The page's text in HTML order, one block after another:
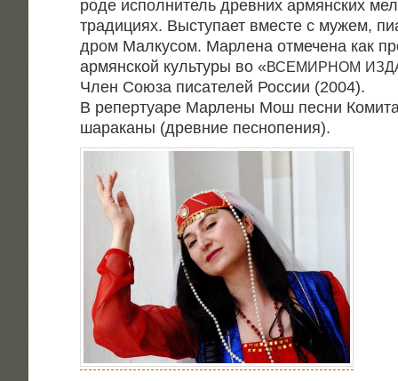
роде испол­ни­тель древ­них армян­ских
тра­ди­ци­ях. Высту­па­ет вме­сте с мужем,
дром Мал­ку­сом. Мар­ле­на отме­че­на как
армян­ской куль­ту­ры во «ВСЕМИРНОМ
Член Сою­за писа­те­лей Рос­сии (2004).
В репер­ту­а­ре Мар­ле­ны Мош пес­ни
шара­ка­ны (древ­ние песнопения).